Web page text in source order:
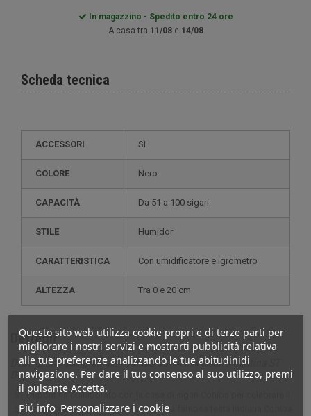
Questo sito web utilizza cookie propri e di terze parti per
migliorare i nostri servizi e mostrarti pubblicità relativa
alle tue preferenze analizzando le tue abitudinidi
navigazione. Per dare il tuo consenso al suo utilizzo, premi
il pulsante Accetta.
Piú info Personalizzare i cookie
In magazzino - Spedito entro 24 ore
A casa tra 11/08e 14/08
Scheda tecnica
ACCESSORI Sì
COLORE Nero
CAPACITÀ da 51 a 100 sigari
STILE humidor
CARATTERISTICA con umidificatore e igrometro
ALTEZZA tra 0 e 20 cm
Dettagli
Descrizione completa per Cohiba 55° Anniversario Cantina ST
Dupont
ST Dupont ha collaborato con la casa di sigari Cohiba per celebrare il
55° anniversario del marchio. Presenta la famosa testa indiana Cohiba